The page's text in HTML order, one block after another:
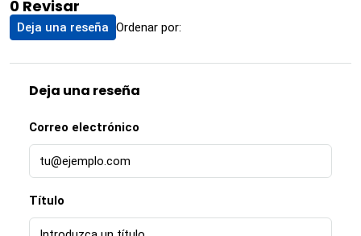
0 Revisar
Ordenar por:
Deja una reseña
Deja una reseña
Correo electrónico
Título